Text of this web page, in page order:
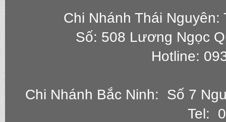
Chi Nhánh Thái Nguyên:
Số: 508 Lương Ngọc
Hotline:
Chi Nhánh Bắc Ninh: Số 7
Tel: